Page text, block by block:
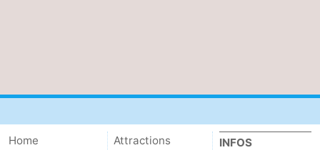
Home
Attractions
INFOS